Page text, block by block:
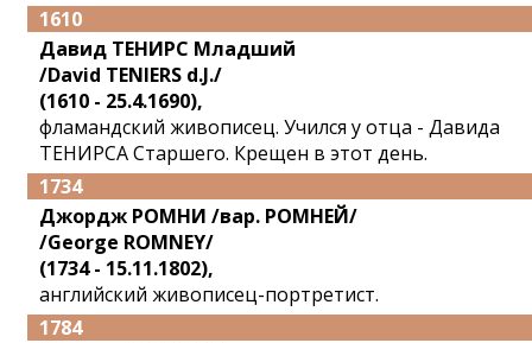
1610
Давид ТЕНИРС Младший
/David TENIERS d.J./
(1610 - 25.4.1690),
фламандский живописец. Учился у отца - Давида
ТЕНИРСА Старшего. Крещен в этот день.
1734
Джордж РОМНИ /вар. РОМНЕЙ/
/George ROMNEY/
(1734 - 15.11.1802),
английский живописец-портретист.
1784